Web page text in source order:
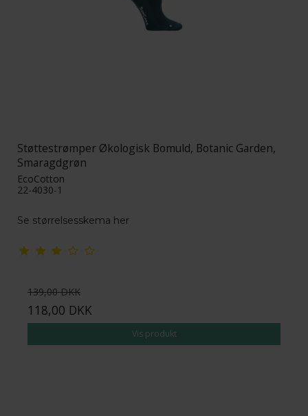
Støttestrømper Økologisk Bomuld, Botanic Garden,
Smaragdgrøn
EcoCotton
22-4030-1
Se størrelsesskema her
139,00 DKK
118,00 DKK
Vis produkt